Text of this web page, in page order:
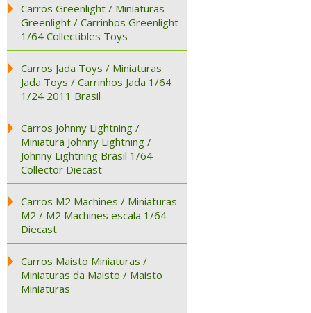
Carros Greenlight / Miniaturas
Greenlight / Carrinhos Greenlight
1/64 Collectibles Toys
Carros Jada Toys / Miniaturas
Jada Toys / Carrinhos Jada 1/64
1/24 2011 Brasil
Carros Johnny Lightning /
Miniatura Johnny Lightning /
Johnny Lightning Brasil 1/64
Collector Diecast
Carros M2 Machines / Miniaturas
M2 / M2 Machines escala 1/64
Diecast
Carros Maisto Miniaturas /
Miniaturas da Maisto / Maisto
Miniaturas